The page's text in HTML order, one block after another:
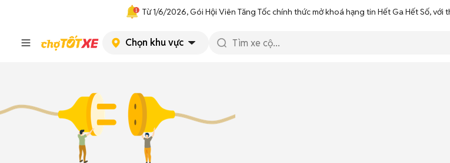
Từ 1/6/2026, Gói Hội Viên Tăng Tốc chính thức mở khoá hạng tin Hết Ga Hết Số, với
Chọn khu vực